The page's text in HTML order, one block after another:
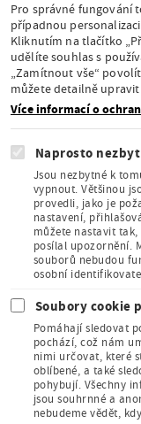
Pro správné fungování
případnou
Kliknutím na tlačítko
udělíte souhlas s
„Zamítnout vše“
můžete detailně upravit
Více informací o
Naprosto
Jsou nezbytné k
vypnout. Většinou
provedli, jako je
nastavení,
můžete nastavit
posílal upozornění.
souborů nebudou
osobní
Soubory cookie
Pomáhají sledovat
pochází, což nám
nimi určovat, které
oblíbené, a také
pohybují. Všechny
jsou souhrnné a
nebudeme vědět,